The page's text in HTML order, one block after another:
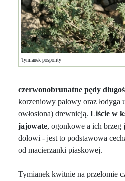
Tymianek pospolity
czerwonobrunatne pędy
korzeniowy palowy oraz łodyga
owłosiona) drewnieją. Liście w
jajowate, ogonkowe a ich
dołowi - jest to podstawowa
od macierzanki piaskowej.
Tymianek kwitnie na przełomie